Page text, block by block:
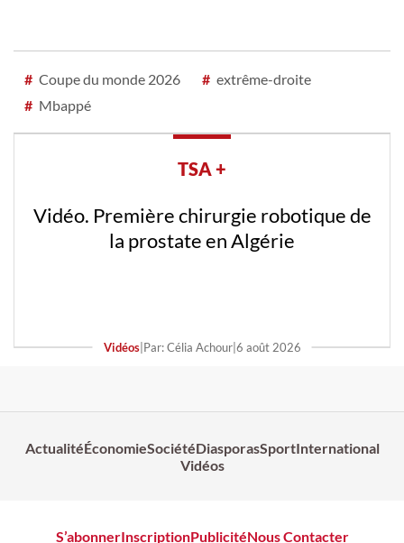
# Coupe du monde 2026 # extrême-droite
# Mbappé
TSA +
Vidéo. Première chirurgie robotique de
la prostate en Algérie
Vidéos| Par: Célia Achour| 6 août 2026
ActualitéÉconomieSociétéDiasporasSportInternational
Vidéos
S’abonnerInscriptionPublicitéNous Contacter